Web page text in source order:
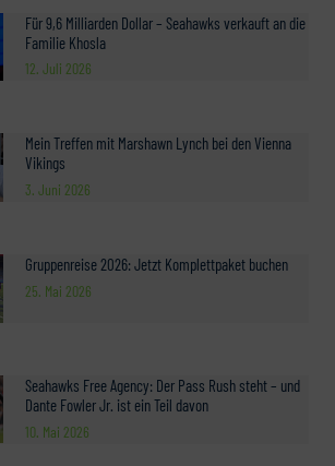
Für 9,6 Milliarden Dollar – Seahawks verkauft an die
Familie Khosla
12. Juli 2026
Mein Treffen mit Marshawn Lynch bei den Vienna
Vikings
3. Juni 2026
Gruppenreise 2026: Jetzt Komplettpaket buchen
25. Mai 2026
Seahawks Free Agency: Der Pass Rush steht – und
Dante Fowler Jr. ist ein Teil davon
10. Mai 2026